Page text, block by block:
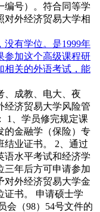
编号）。符合同等学
对外经济贸易大学相
有学位。是1999年
参加这个高级课程研
相关的外语考试，能
、成教、电大、夜
经济贸易大学风险管
1、学员修完规定课
的金融学（保险）专
结业证书。 2、通过
语水平考试和经济学
三年后方可申请参加
对外经济贸易大学金
证书。 申请硕士学
会（98）54号文件的